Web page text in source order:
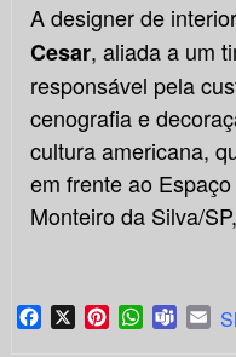
A designer de
Cesar, aliada a um
responsável pela
cenografia e
cultura americana,
em frente ao
Monteiro da Silva/
Facebook
X PinterestWhatsApp
Teams